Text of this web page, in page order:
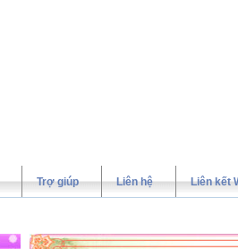
Trợ giúp Liên hệ Liên kết